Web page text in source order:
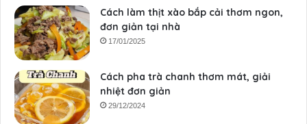
Cách làm thịt xào bắp cải thơm ngon,
đơn giản tại nhà
17/01/2025
Cách pha trà chanh thơm mát, giải
nhiệt đơn giản
29/12/2024